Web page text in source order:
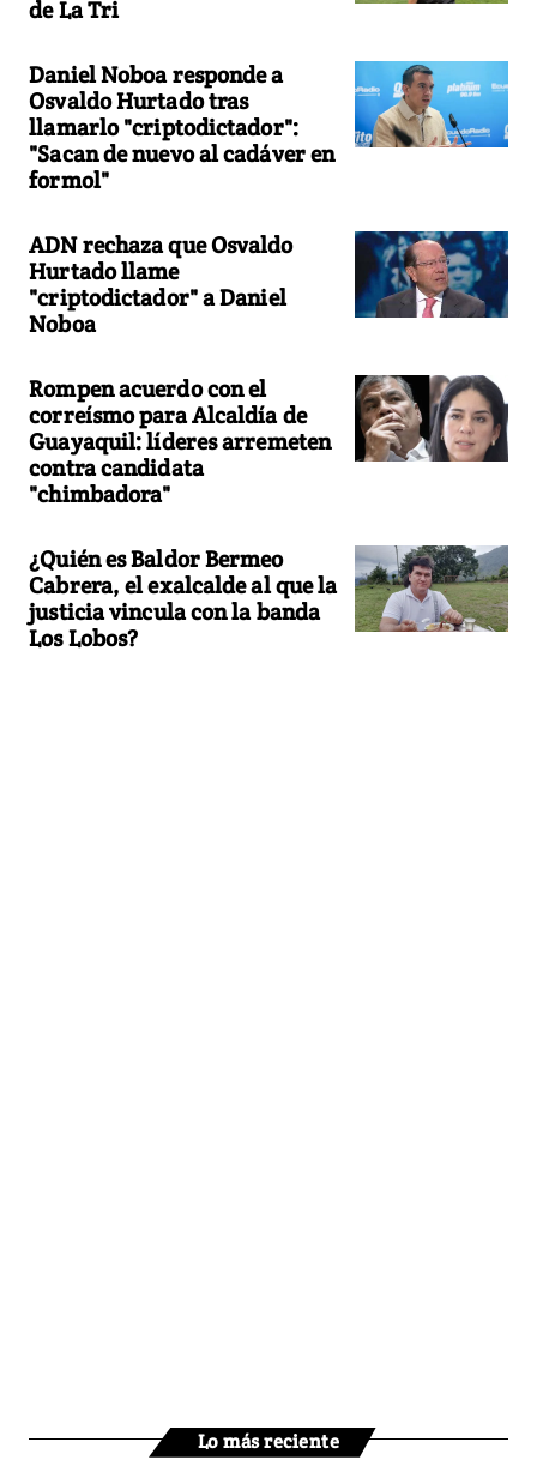
de La Tri
Daniel Noboa responde a
Osvaldo Hurtado tras
llamarlo "criptodictador":
"Sacan de nuevo al cadáver en
formol"
ADN rechaza que Osvaldo
Hurtado llame
"criptodictador" a Daniel
Noboa
Rompen acuerdo con el
correísmo para Alcaldía de
Guayaquil: líderes arremeten
contra candidata
"chimbadora"
¿Quién es Baldor Bermeo
Cabrera, el exalcalde al que la
justicia vincula con la banda
Los Lobos?
Lo más reciente